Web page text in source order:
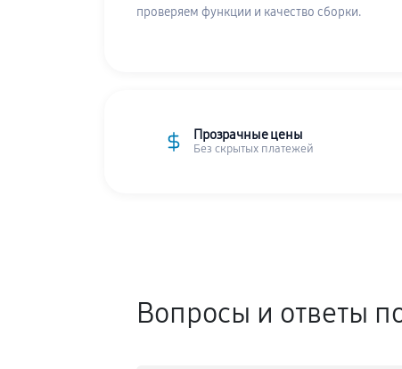
проверяем функции и качество сборки.
Прозрачные цены
Без скрытых платежей
Вопросы и ответы